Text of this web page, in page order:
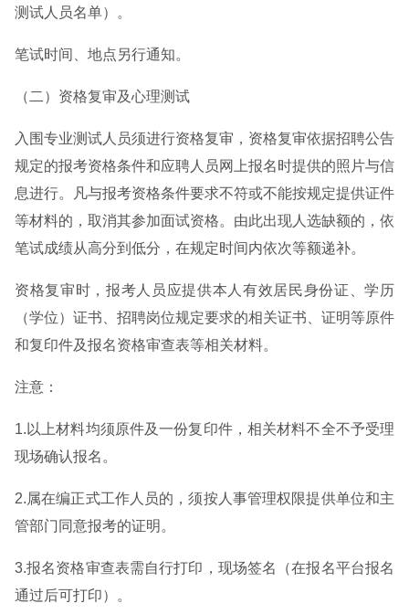
测试人员名单）。
笔试时间、地点另行通知。
（二）资格复审及心理测试
入围专业测试人员须进行资格复审，资格复审依据招聘公告
规定的报考资格条件和应聘人员网上报名时提供的照片与信
息进行。凡与报考资格条件要求不符或不能按规定提供证件
等材料的，取消其参加面试资格。由此出现人选缺额的，依
笔试成绩从高分到低分，在规定时间内依次等额递补。
资格复审时，报考人员应提供本人有效居民身份证、学历
（学位）证书、招聘岗位规定要求的相关证书、证明等原件
和复印件及报名资格审查表等相关材料。
注意：
1.以上材料均须原件及一份复印件，相关材料不全不予受理
现场确认报名。
2.属在编正式工作人员的，须按人事管理权限提供单位和主
管部门同意报考的证明。
3.报名资格审查表需自行打印，现场签名（在报名平台报名
通过后可打印）。